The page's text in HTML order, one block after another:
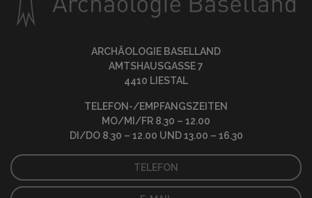
ARCHÄOLOGIE BASELLAND
AMTSHAUSGASSE 7
4410 LIESTAL
TELEFON-/EMPFANGSZEITEN
MO/MI/FR 8.30 – 12.00
DI/DO 8.30 – 12.00 UND 13.00 – 16.30
TELEFON